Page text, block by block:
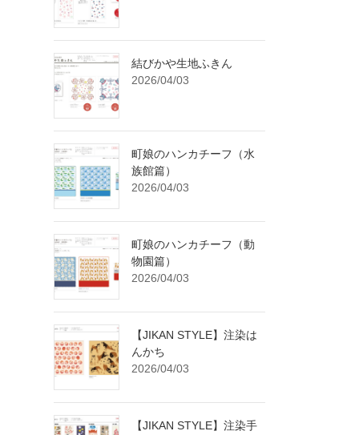
結びかや生地ふきん
2026/04/03
町娘のハンカチーフ（水
族館篇）
2026/04/03
町娘のハンカチーフ（動
物園篇）
2026/04/03
【JIKAN STYLE】注染は
んかち
2026/04/03
【JIKAN STYLE】注染手